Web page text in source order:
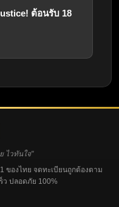
ต้อนรับ 18
ไวทันใจ"
ของไทย จดทะเบียนถูกต้องตาม
ว ปลอดภัย 100%